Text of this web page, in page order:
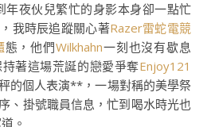
年夜伙兒繁忙的身影本身卻一點忙
我時辰追蹤關心著Razer雷蛇電競
態，他們Wilkhahn一刻也沒有歇息
著這場荒誕的戀愛爭奪Enjoy121
的個人表演**，一場對稱的美學祭
、掛號職員信息，忙到喝水時光也
。